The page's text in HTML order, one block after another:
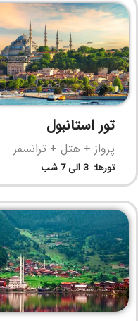
تور استانبول
پرواز + هتل + ترانسفر
تورها: 3 الی 7 شب